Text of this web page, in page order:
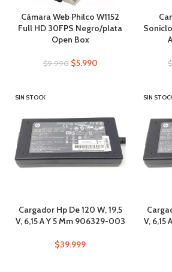
Cámara Web Philco W1152
Full HD 30FPS Negro/plata
Open Box
$9.990 $5.990 $
SIN STOCK
Cargador Hp De 120 W, 19,5
V, 6,15 A Y 5 Mm 906329-003
$39.999
SIN
V, 6,15